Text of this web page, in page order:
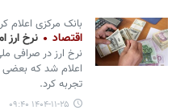
بانک مرکزی اعلام
اقتصاد نرخ ارز امروز ۲۵ بهمن
اعلام شد که بعضی
تجربه کرد.
۱۴۰۴-۱۱-۲۵ ۰۹:۴۰